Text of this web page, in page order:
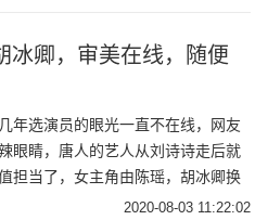
冰卿，审美在线，随便
年选演员的眼光一直不在线，网友
眼睛，唐人的艺人从刘诗诗走后就
担当了，女主角由陈瑶，胡冰卿换
迪，大家都在担心疼人以后的路怎么
2020-08-03 11:22:02